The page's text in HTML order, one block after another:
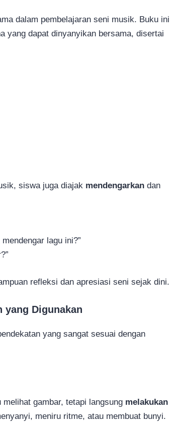
dalam pembelajaran seni musik. Buku ini
yang dapat dinyanyikan bersama, disertai
siswa juga diajak mendengarkan dan
lagu ini?”
refleksi dan apresiasi seni sejak dini.
yang Digunakan
yang sangat sesuai dengan
gambar, tetapi langsung melakukan
meniru ritme, atau membuat bunyi.